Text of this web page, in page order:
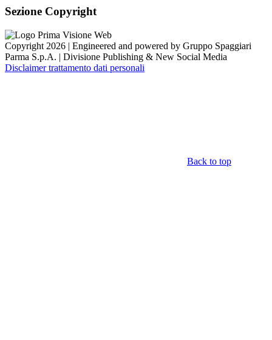
Sezione Copyright
Copyright 2026 | Engineered and powered by Gruppo Spaggiari
Parma S.p.A. | Divisione Publishing & New Social Media
Disclaimer trattamento dati personali
Back to top